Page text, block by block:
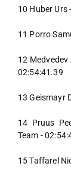
10 Huber Urs
11 Porro
12 Medvedev
02:54:41.39
13 Geismayr
14 Pruus
Team -
15 Taffarel